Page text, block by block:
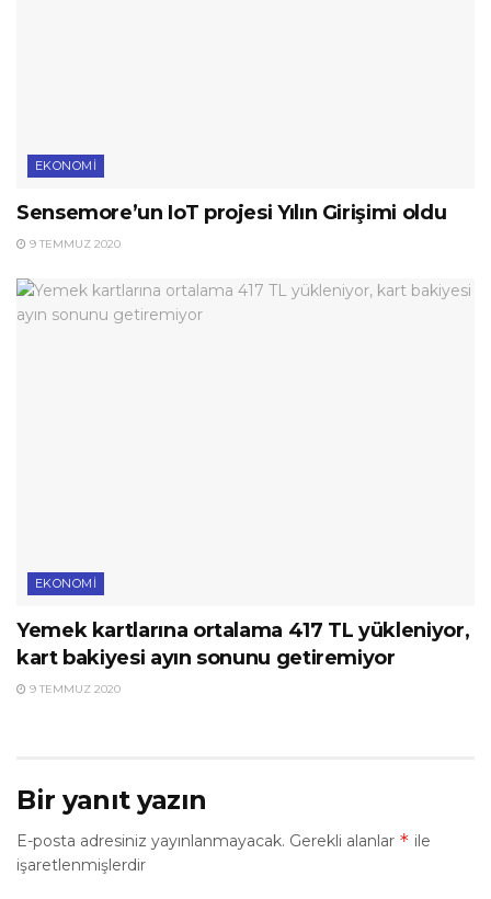
EKONOMI
Sensemore’un IoT projesi Yılın Girişimi oldu
9 TEMMUZ 2020
EKONOMI
Yemek kartlarına ortalama 417 TL yükleniyor,
kart bakiyesi ayın sonunu getiremiyor
9 TEMMUZ 2020
Bir yanıt yazın
E-posta adresiniz yayınlanmayacak. Gerekli alanlar * ile
işaretlenmişlerdir